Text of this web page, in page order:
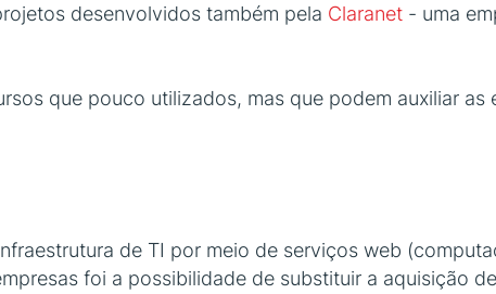
desenvolvidos também pela Claranet - uma
que pouco utilizados, mas que podem auxiliar as
de TI por meio de serviços web
foi a possibilidade de substituir a aquisição